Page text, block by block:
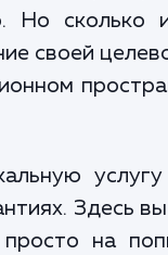
Но сколько
своей
Здесь
на